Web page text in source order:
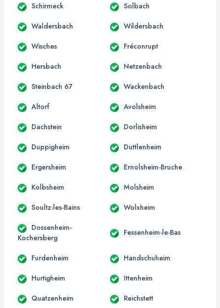
Schirmeck Solbach
Waldersbach Wildersbach
Wisches Fréconrupt
Hersbach Netzenbach
Steinbach 67 Wackenbach
Altorf Avolsheim
Dachstein Dorlisheim
Duppigheim Duttlenheim
Ergersheim Ernolsheim-Bruche
Kolbsheim Molsheim
Soultz-les-Bains Wolxheim
Dossenheim-
Kochersberg
Fessenheim-le-Bas
Furdenheim Handschuheim
Hurtigheim Ittenheim
Quatzenheim Reichstett